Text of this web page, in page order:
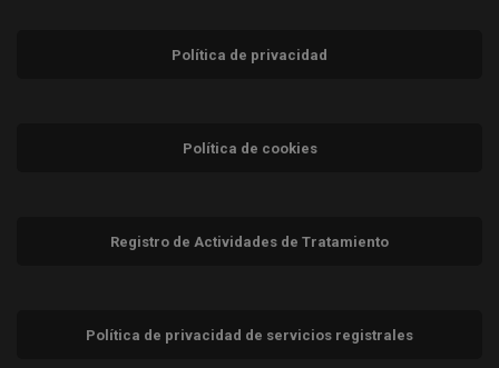
Política de privacidad
Política de cookies
Registro de Actividades de Tratamiento
Política de privacidad de servicios registrales